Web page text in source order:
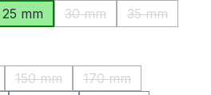
25 mm 30 mm
(Diese Option ist
35 mm
(Diese
nicht verfügbar.)
Option ist zurzeit nicht verfügbar.)
150 mm
(Diese Option ist zurzeit nicht
170 mm
(Diese Option ist